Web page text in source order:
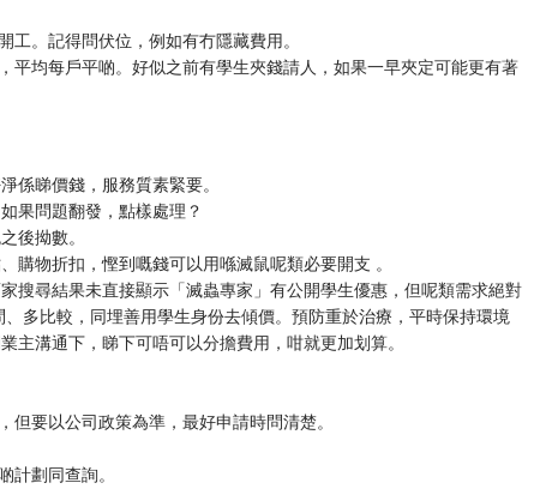
。記得問伏位，例如有冇隱藏費用。
平均每戶平啲。好似之前有學生夾錢請人，如果一早夾定可能更有著
係睇價錢，服務質素緊要。
果問題翻發，點樣處理？
後拗數。
購物折扣，慳到嘅錢可以用喺滅鼠呢類必要開支 。
搜尋結果未直接顯示「滅蟲專家」有公開學生優惠，但呢類需求絕對
多比較，同埋善用學生身份去傾價。預防重於治療，平時保持環境
溝通下，睇下可唔可以分擔費用，咁就更加划算。
要以公司政策為準，最好申請時問清楚。
劃同查詢。